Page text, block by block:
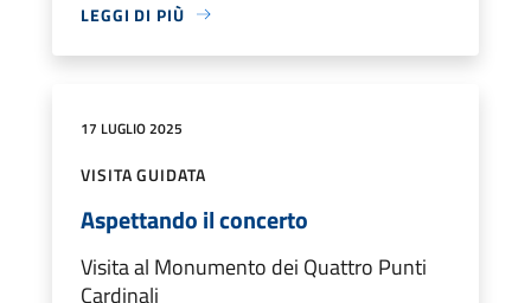
LEGGI DI PIÙ
17 LUGLIO 2025
VISITA GUIDATA
Aspettando il concerto
Visita al Monumento dei Quattro Punti
Cardinali